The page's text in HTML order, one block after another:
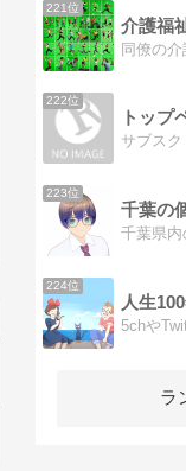
221位
介護福
222位
トップ
223位
224位
人生
ラ